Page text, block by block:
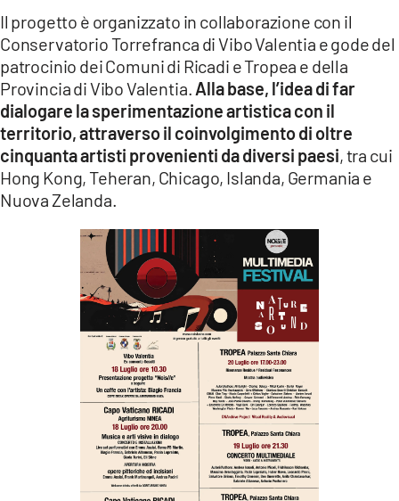
ILREGGINO.IT
COSENZACHANNEL.IT
ILVIBONESE.IT
CATANZAROCHANNEL.IT
LACAPITALENEWS.IT
Il progetto è organizzato in collaborazione con il
Conservatorio Torrefranca di Vibo Valentia e gode del
patrocinio dei Comuni di Ricadi e Tropea e della
Provincia di Vibo Valentia. Alla base, l’idea di far
dialogare la sperimentazione artistica con il
territorio, attraverso il coinvolgimento di oltre
cinquanta artisti provenienti da diversi paesi, tra cui
Hong Kong, Teheran, Chicago, Islanda, Germania e
Nuova Zelanda.